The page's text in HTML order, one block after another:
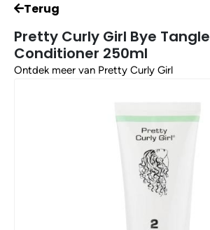
Terug
Pretty Curly Girl Bye
Conditioner 250ml
Ontdek meer van Pretty Curly Girl